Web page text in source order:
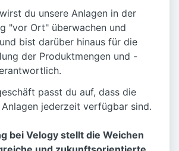
du unsere Anlagen in der
"vor Ort" überwachen und
bist darüber hinaus für die
der Produktmengen und -
passt du auf, dass die
jederzeit verfügbar sind.
bei Velogy stellt die Weichen